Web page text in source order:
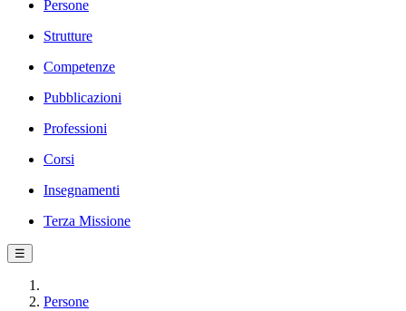
Persone
Strutture
Competenze
Pubblicazioni
Professioni
Corsi
Insegnamenti
Terza Missione
☰
Persone